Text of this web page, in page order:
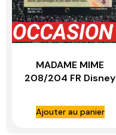
MADAME MIME
208/204 FR Disney
Ajouter au panier